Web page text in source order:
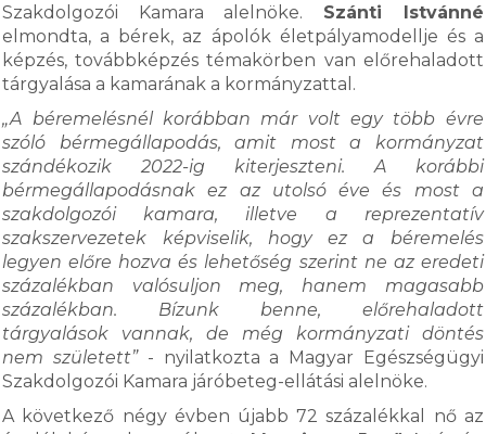
Szakdolgozói Kamara alelnöke. Szánti Istvánné
elmondta, a bérek, az ápolók életpályamodellje és a
képzés, továbbképzés témakörben van előrehaladott
tárgyalása a kamarának a kormányzattal.
„A béremelésnél korábban már volt egy több évre
szóló bérmegállapodás, amit most a kormányzat
szándékozik 2022-ig kiterjeszteni. A korábbi
bérmegállapodásnak ez az utolsó éve és most a
szakdolgozói kamara, illetve a reprezentatív
szakszervezetek képviselik, hogy ez a béremelés
legyen előre hozva és lehetőség szerint ne az eredeti
százalékban valósuljon meg, hanem magasabb
százalékban. Bízunk benne, előrehaladott
tárgyalások vannak, de még kormányzati döntés
nem született”- nyilatkozta a Magyar Egészségügyi
Szakdolgozói Kamara járóbeteg-ellátási alelnöke.
A következő négy évben újabb 72 százalékkal nő az